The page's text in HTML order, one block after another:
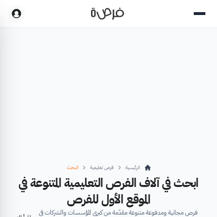
الرئيسية فرص تعليمية البحث
ابحث في آلاف الفرص التعليمية المتنوعة في
الموقع الأول للفرص
فرص مجانية ومدفوعة متنوعة مقدّمة من كبرى المؤسسات والشركات في